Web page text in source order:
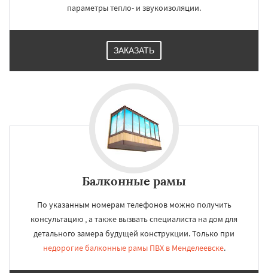
параметры тепло- и звукоизоляции.
ЗАКАЗАТЬ
Балконные рамы
По указанным номерам телефонов можно получить
консультацию , а также вызвать специалиста на дом для
детального замера будущей конструкции. Только при
недорогие балконные рамы ПВХ в Менделеевске.